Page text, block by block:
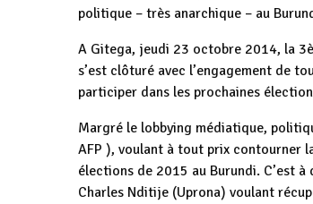
politique – très anarchique – au
A Gitega, jeudi 23 octobre 2014, la
s’est clôturé avec l’engagement de
participer dans les prochaines
Margré le lobbying médiatique,
AFP ), voulant à tout prix contourner
élections de 2015 au Burundi. C’est
Charles Nditije (Uprona) voulant